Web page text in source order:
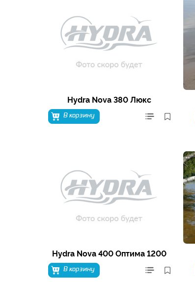
Hydra Nova 380 Люкс
В корзину
Hydra Nova 400 Оптима 1200
В корзину